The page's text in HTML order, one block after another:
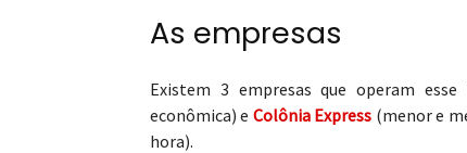
As empresas
Existem 3 empresas que operam esse
econômica) e Colônia Express (menor e
hora).